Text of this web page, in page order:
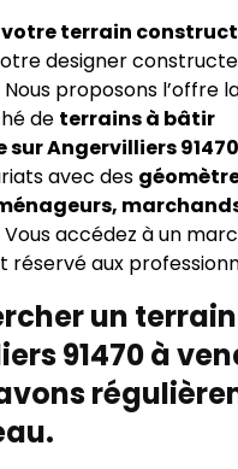
terrain
designer
proposons l’offre
de terrains à bâtir
Angervilliers 91470
avec des
Vous accédez à un
réservé aux
un
91470 à